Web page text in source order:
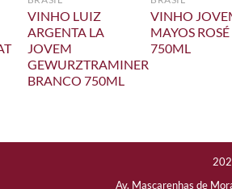
VINHO LUIZ
ARGENTA LA
JOVEM
GEWURZTRAMINER
BRANCO 750ML
VINHO
MAYOS ROSÉ
750ML
Av. Mascarenhas de